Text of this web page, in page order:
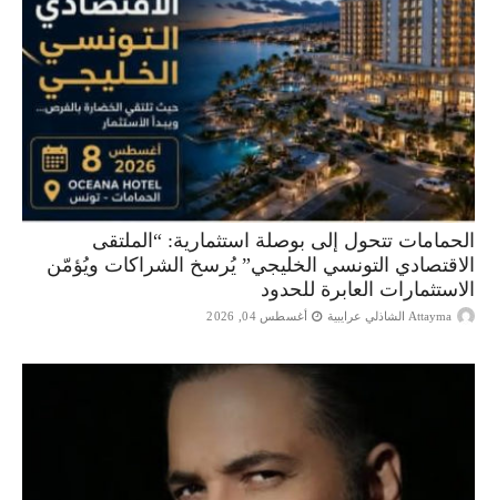
الحمامات تتحول إلى بوصلة استثمارية: “الملتقى
الاقتصادي التونسي الخليجي” يُرسخ الشراكات ويُؤمّن
الاستثمارات العابرة للحدود
Attayma الشاذلي عرايبية أغسطس 04, 2026